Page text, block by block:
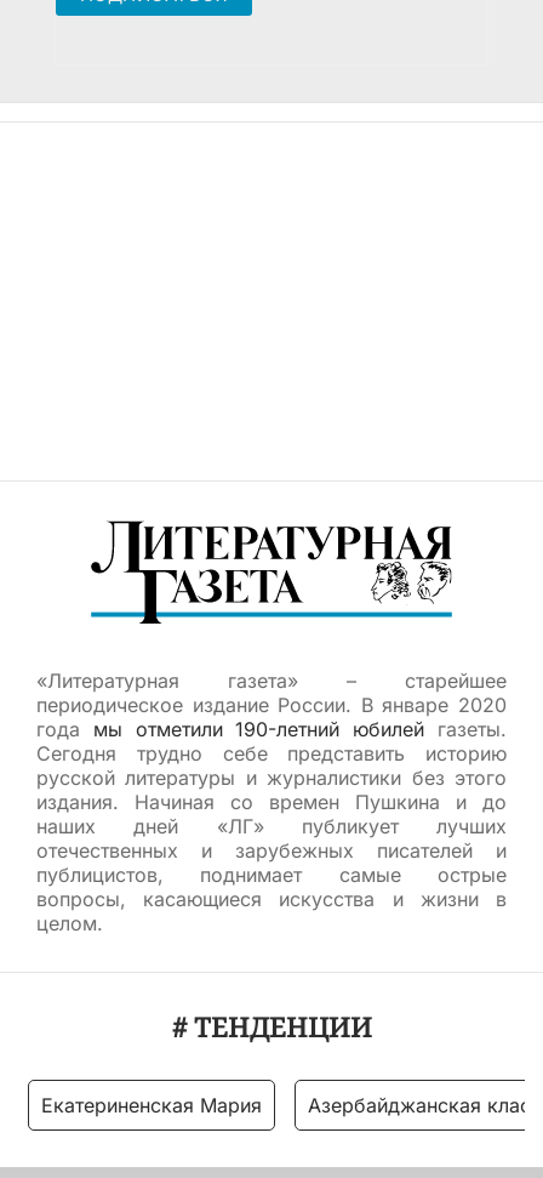
«Литературная газета» – старейшее
периодическое издание России. В январе 2020
года мы отметили 190-летний юбилей газеты.
Сегодня трудно себе представить историю
русской литературы и журналистики без этого
издания. Начиная со времен Пушкина и до
наших дней «ЛГ» публикует лучших
отечественных и зарубежных писателей и
публицистов, поднимает самые острые
вопросы, касающиеся искусства и жизни в
целом.
# ТЕНДЕНЦИИ
Екатериненская Мария Азербайджанская